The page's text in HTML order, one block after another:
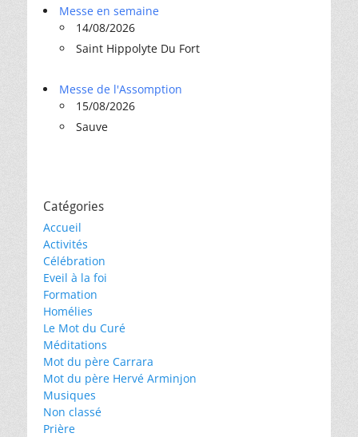
Messe en semaine
14/08/2026
Saint Hippolyte Du Fort
Messe de l'Assomption
15/08/2026
Sauve
Catégories
Accueil
Activités
Célébration
Eveil à la foi
Formation
Homélies
Le Mot du Curé
Méditations
Mot du père Carrara
Mot du père Hervé Arminjon
Musiques
Non classé
Prière